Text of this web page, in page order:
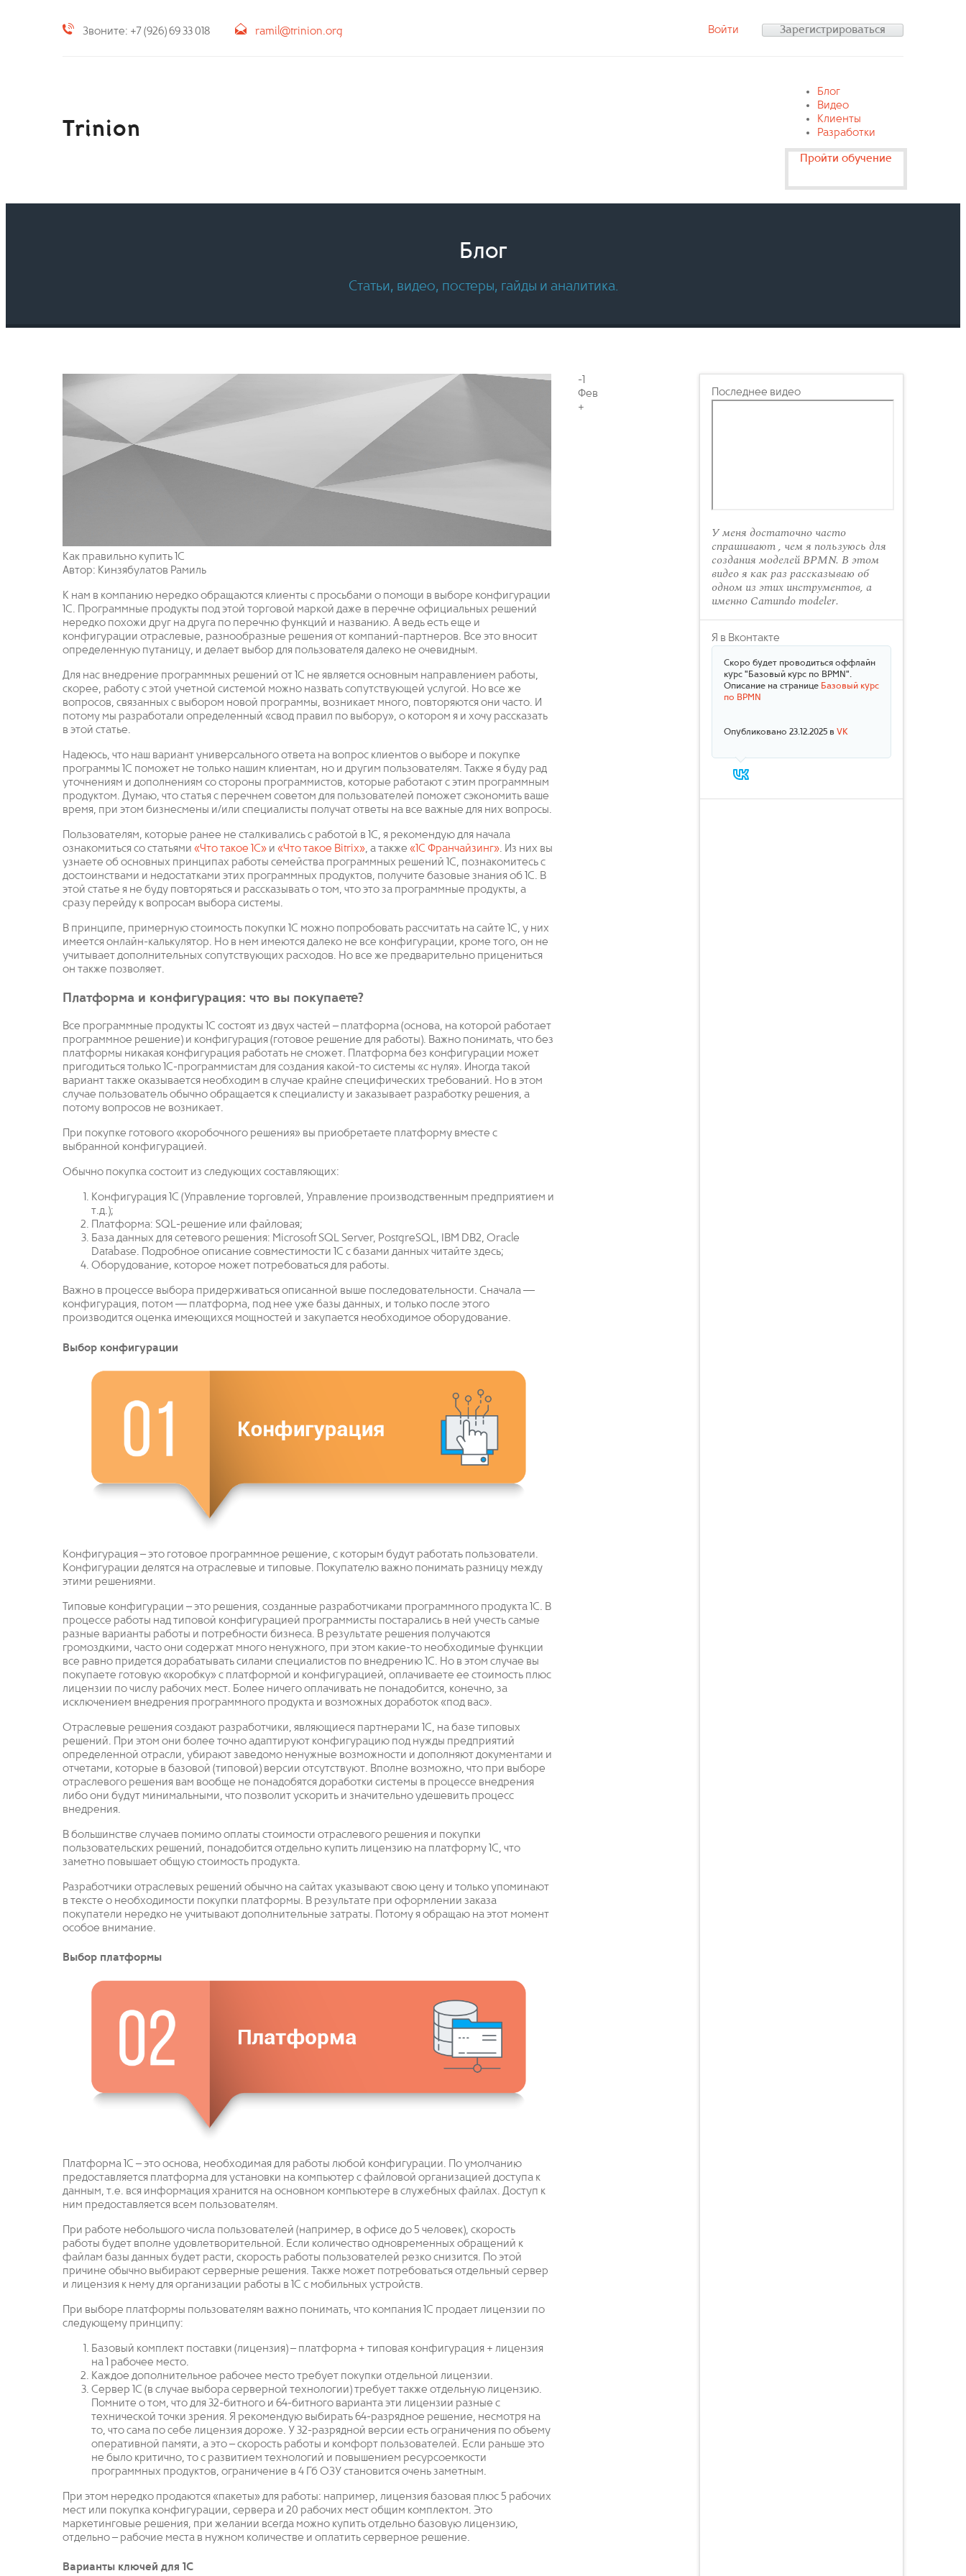
Звоните: +7 (926) 69 33 018 ramil@trinion.org Войти Зарегистрироваться
Trinion
Блог
Видео
Клиенты
Разработки
Пройти обучение
Блог
Статьи, видео, постеры, гайды и аналитика.
Как правильно купить 1С
Автор: Кинзябулатов Рамиль
К нам в компанию нередко обращаются клиенты с просьбами о помощи в выборе конфигурации
1С. Программные продукты под этой торговой маркой даже в перечне официальных решений
нередко похожи друг на друга по перечню функций и названию. А ведь есть еще и
конфигурации отраслевые, разнообразные решения от компаний-партнеров. Все это вносит
определенную путаницу, и делает выбор для пользователя далеко не очевидным.
Для нас внедрение программных решений от 1С не является основным направлением работы,
скорее, работу с этой учетной системой можно назвать сопутствующей услугой. Но все же
вопросов, связанных с выбором новой программы, возникает много, повторяются они часто. И
потому мы разработали определенный «свод правил по выбору», о котором я и хочу рассказать
в этой статье.
Надеюсь, что наш вариант универсального ответа на вопрос клиентов о выборе и покупке
программы 1С поможет не только нашим клиентам, но и другим пользователям. Также я буду рад
уточнениям и дополнениям со стороны программистов, которые работают с этим программным
продуктом. Думаю, что статья с перечнем советом для пользователей поможет сэкономить ваше
время, при этом бизнесмены и/или специалисты получат ответы на все важные для них вопросы.
Пользователям, которые ранее не сталкивались с работой в 1С, я рекомендую для начала
ознакомиться со статьями «Что такое 1С» и «Что такое Bitrix», а также «1С Франчайзинг». Из них вы
узнаете об основных принципах работы семейства программных решений 1С, познакомитесь с
достоинствами и недостатками этих программных продуктов, получите базовые знания об 1С. В
этой статье я не буду повторяться и рассказывать о том, что это за программные продукты, а
сразу перейду к вопросам выбора системы.
В принципе, примерную стоимость покупки 1С можно попробовать рассчитать на сайте 1С, у них
имеется онлайн-калькулятор. Но в нем имеются далеко не все конфигурации, кроме того, он не
учитывает дополнительных сопутствующих расходов. Но все же предварительно прицениться
он также позволяет.
Платформа и конфигурация: что вы покупаете?
Все программные продукты 1С состоят из двух частей – платформа (основа, на которой работает
программное решение) и конфигурация (готовое решение для работы). Важно понимать, что без
платформы никакая конфигурация работать не сможет. Платформа без конфигурации может
пригодиться только 1С-программистам для создания какой-то системы «с нуля». Иногда такой
вариант также оказывается необходим в случае крайне специфических требований. Но в этом
случае пользователь обычно обращается к специалисту и заказывает разработку решения, а
потому вопросов не возникает.
При покупке готового «коробочного решения» вы приобретаете платформу вместе с
выбранной конфигурацией.
Обычно покупка состоит из следующих составляющих:
Конфигурация 1С (Управление торговлей, Управление производственным предприятием и
т.д.);
Платформа: SQL-решение или файловая;
База данных для сетевого решения: Microsoft SQL Server, PostgreSQL, IBM DB2, Oracle
Database. Подробное описание совместимости 1С с базами данных читайте здесь;
Оборудование, которое может потребоваться для работы.
Важно в процессе выбора придерживаться описанной выше последовательности. Сначала —
конфигурация, потом — платформа, под нее уже базы данных, и только после этого
производится оценка имеющихся мощностей и закупается необходимое оборудование.
Выбор конфигурации
Конфигурация – это готовое программное решение, с которым будут работать пользователи.
Конфигурации делятся на отраслевые и типовые. Покупателю важно понимать разницу между
этими решениями.
Типовые конфигурации – это решения, созданные разработчиками программного продукта 1С. В
процессе работы над типовой конфигурацией программисты постарались в ней учесть самые
разные варианты работы и потребности бизнеса. В результате решения получаются
громоздкими, часто они содержат много ненужного, при этом какие-то необходимые функции
все равно придется дорабатывать силами специалистов по внедрению 1С. Но в этом случае вы
покупаете готовую «коробку» с платформой и конфигурацией, оплачиваете ее стоимость плюс
лицензии по числу рабочих мест. Более ничего оплачивать не понадобится, конечно, за
исключением внедрения программного продукта и возможных доработок «под вас».
Отраслевые решения создают разработчики, являющиеся партнерами 1С, на базе типовых
решений. При этом они более точно адаптируют конфигурацию под нужды предприятий
определенной отрасли, убирают заведомо ненужные возможности и дополняют документами и
отчетами, которые в базовой (типовой) версии отсутствуют. Вполне возможно, что при выборе
отраслевого решения вам вообще не понадобятся доработки системы в процессе внедрения
либо они будут минимальными, что позволит ускорить и значительно удешевить процесс
внедрения.
В большинстве случаев помимо оплаты стоимости отраслевого решения и покупки
пользовательских решений, понадобится отдельно купить лицензию на платформу 1С, что
заметно повышает общую стоимость продукта.
Разработчики отраслевых решений обычно на сайтах указывают свою цену и только упоминают
в тексте о необходимости покупки платформы. В результате при оформлении заказа
покупатели нередко не учитывают дополнительные затраты. Потому я обращаю на этот момент
особое внимание.
Выбор платформы
Платформа 1С – это основа, необходимая для работы любой конфигурации. По умолчанию
предоставляется платформа для установки на компьютер с файловой организацией доступа к
данным, т.е. вся информация хранится на основном компьютере в служебных файлах. Доступ к
ним предоставляется всем пользователям.
При работе небольшого числа пользователей (например, в офисе до 5 человек), скорость
работы будет вполне удовлетворительной. Если количество одновременных обращений к
файлам базы данных будет расти, скорость работы пользователей резко снизится. По этой
причине обычно выбирают серверные решения. Также может потребоваться отдельный сервер
и лицензия к нему для организации работы в 1С с мобильных устройств.
При выборе платформы пользователям важно понимать, что компания 1С продает лицензии по
следующему принципу:
Базовый комплект поставки (лицензия) – платформа + типовая конфигурация + лицензия
на 1 рабочее место.
Каждое дополнительное рабочее место требует покупки отдельной лицензии.
Сервер 1С (в случае выбора серверной технологии) требует также отдельную лицензию.
Помните о том, что для 32-битного и 64-битного варианта эти лицензии разные с
технической точки зрения. Я рекомендую выбирать 64-разрядное решение, несмотря на
то, что сама по себе лицензия дороже. У 32-разрядной версии есть ограничения по объему
оперативной памяти, а это – скорость работы и комфорт пользователей. Если раньше это
не было критично, то с развитием технологий и повышением ресурсоемкости
программных продуктов, ограничение в 4 Гб ОЗУ становится очень заметным.
При этом нередко продаются «пакеты» для работы: например, лицензия базовая плюс 5 рабочих
мест или покупка конфигурации, сервера и 20 рабочих мест общим комплектом. Это
маркетинговые решения, при желании всегда можно купить отдельно базовую лицензию,
отдельно – рабочие места в нужном количестве и оплатить серверное решение.
Варианты ключей для 1С
-1
Фев
+
Последнее видео
У меня достаточно часто
спрашивают , чем я пользуюсь для
создания моделей BPMN. В этом
видео я как раз рассказываю об
одном из этих инструментов, а
именно Camundo modeler.
Я в Вконтакте
Скоро будет проводиться оффлайн
курс "Базовый курс по BPMN".
Описание на странице Базовый курс
по BPMN
Опубликовано 23.12.2025 в VK